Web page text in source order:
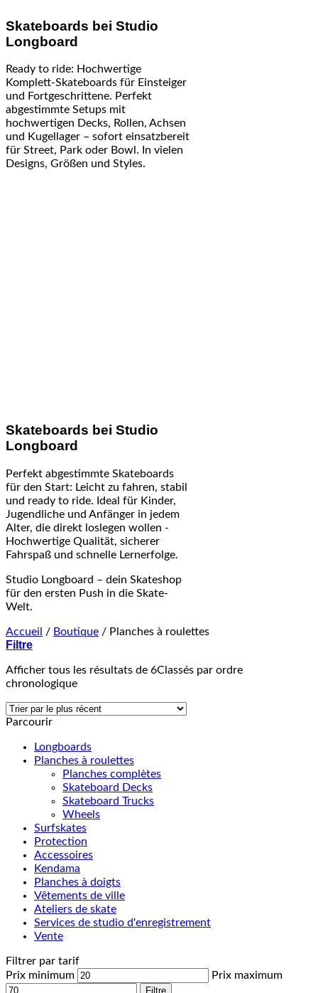
Skateboards bei Studio
Longboard
Ready to ride: Hochwertige
Komplett-Skateboards für Einsteiger
und Fortgeschrittene. Perfekt
abgestimmte Setups mit
hochwertigen Decks, Rollen, Achsen
und Kugellager – sofort einsatzbereit
für Street, Park oder Bowl. In vielen
Designs, Größen und Styles.
Skateboards bei Studio
Longboard
Perfekt abgestimmte Skateboards
für den Start: Leicht zu fahren, stabil
und ready to ride. Ideal für Kinder,
Jugendliche und Anfänger in jedem
Alter, die direkt loslegen wollen -
Hochwertige Qualität, sicherer
Fahrspaß und schnelle Lernerfolge.
Studio Longboard – dein Skateshop
für den ersten Push in die Skate-
Welt.
Accueil / Boutique / Planches à roulettes
Filtre
Afficher tous les résultats de 6Classés par ordre
chronologique
Parcourir
Longboards
Planches à roulettes
Planches complètes
Skateboard Decks
Skateboard Trucks
Wheels
Surfskates
Protection
Accessoires
Kendama
Planches à doigts
Vêtements de ville
Ateliers de skate
Services de studio d'enregistrement
Vente
Filtrer par tarif
Prix minimum
Prix maximum
Filtre